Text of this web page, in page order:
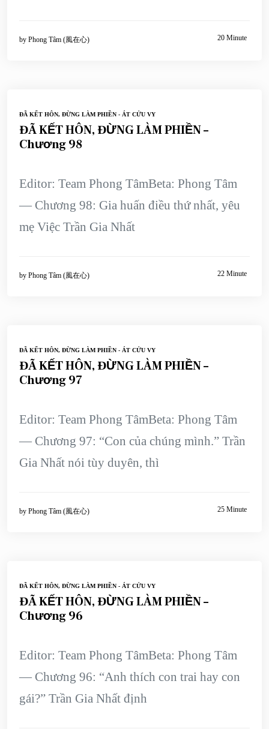
by Phong Tâm (風在心) 20 Minute
ĐÃ KẾT HÔN, ĐỪNG LÀM PHIỀN - ÁT CỬU VY
ĐÃ KẾT HÔN, ĐỪNG LÀM PHIỀN –
Chương 98
Editor: Team Phong TâmBeta: Phong Tâm
— Chương 98: Gia huấn điều thứ nhất, yêu
mẹ Việc Trần Gia Nhất
by Phong Tâm (風在心) 22 Minute
ĐÃ KẾT HÔN, ĐỪNG LÀM PHIỀN - ÁT CỬU VY
ĐÃ KẾT HÔN, ĐỪNG LÀM PHIỀN –
Chương 97
Editor: Team Phong TâmBeta: Phong Tâm
— Chương 97: “Con của chúng mình.” Trần
Gia Nhất nói tùy duyên, thì
by Phong Tâm (風在心) 25 Minute
ĐÃ KẾT HÔN, ĐỪNG LÀM PHIỀN - ÁT CỬU VY
ĐÃ KẾT HÔN, ĐỪNG LÀM PHIỀN –
Chương 96
Editor: Team Phong TâmBeta: Phong Tâm
— Chương 96: “Anh thích con trai hay con
gái?” Trần Gia Nhất định